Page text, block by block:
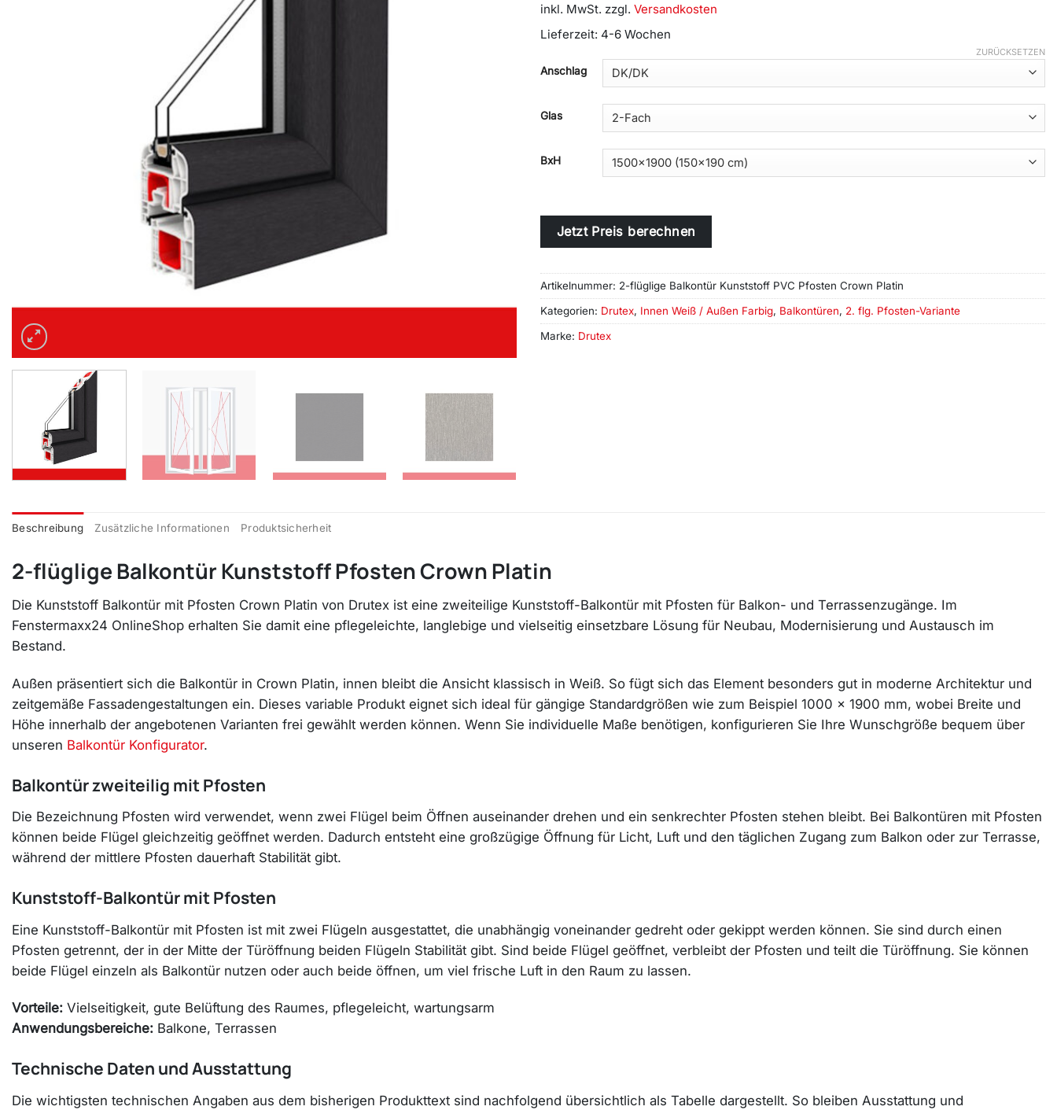
inkl. MwSt. zzgl. Versandkosten
Lieferzeit: 4-6 Wochen
Anschlag
Glas
BxH
ZURÜCKSETZEN
Alternative:
Jetzt Preis berechnen
Artikelnummer: 2-flüglige Balkontür Kunststoff PVC Pfosten Crown Platin
Kategorien: Drutex, Innen Weiß / Außen Farbig, Balkontüren, 2. flg. Pfosten-Variante
Marke: Drutex
Beschreibung Zusätzliche Informationen Produktsicherheit
2-flüglige Balkontür Kunststoff Pfosten Crown Platin
Die Kunststoff Balkontür mit Pfosten Crown Platin von Drutex ist eine zweiteilige Kunststoff-Balkontür mit Pfosten für Balkon- und Terrassenzugänge. Im
Fenstermaxx24 OnlineShop erhalten Sie damit eine pflegeleichte, langlebige und vielseitig einsetzbare Lösung für Neubau, Modernisierung und Austausch im
Bestand.
Außen präsentiert sich die Balkontür in Crown Platin, innen bleibt die Ansicht klassisch in Weiß. So fügt sich das Element besonders gut in moderne Architektur und
zeitgemäße Fassadengestaltungen ein. Dieses variable Produkt eignet sich ideal für gängige Standardgrößen wie zum Beispiel 1000 x 1900 mm, wobei Breite und
Höhe innerhalb der angebotenen Varianten frei gewählt werden können. Wenn Sie individuelle Maße benötigen, konfigurieren Sie Ihre Wunschgröße bequem über
unseren Balkontür Konfigurator.
Balkontür zweiteilig mit Pfosten
Die Bezeichnung Pfosten wird verwendet, wenn zwei Flügel beim Öffnen auseinander drehen und ein senkrechter Pfosten stehen bleibt. Bei Balkontüren mit Pfosten
können beide Flügel gleichzeitig geöffnet werden. Dadurch entsteht eine großzügige Öffnung für Licht, Luft und den täglichen Zugang zum Balkon oder zur Terrasse,
während der mittlere Pfosten dauerhaft Stabilität gibt.
Kunststoff-Balkontür mit Pfosten
Eine Kunststoff-Balkontür mit Pfosten ist mit zwei Flügeln ausgestattet, die unabhängig voneinander gedreht oder gekippt werden können. Sie sind durch einen
Pfosten getrennt, der in der Mitte der Türöffnung beiden Flügeln Stabilität gibt. Sind beide Flügel geöffnet, verbleibt der Pfosten und teilt die Türöffnung. Sie können
beide Flügel einzeln als Balkontür nutzen oder auch beide öffnen, um viel frische Luft in den Raum zu lassen.
Vorteile: Vielseitigkeit, gute Belüftung des Raumes, pflegeleicht, wartungsarm
Anwendungsbereiche: Balkone, Terrassen
Technische Daten und Ausstattung
Die wichtigsten technischen Angaben aus dem bisherigen Produkttext sind nachfolgend übersichtlich als Tabelle dargestellt. So bleiben Ausstattung und